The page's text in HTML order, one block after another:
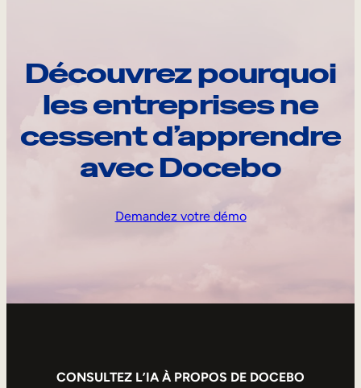
Découvrez pourquoi
les entreprises ne
cessent d’apprendre
avec Docebo
Demandez votre démo
CONSULTEZ L’IA À PROPOS DE DOCEBO